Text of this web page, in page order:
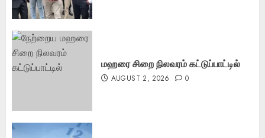
மஹரை சிறை நிலவரம் கட்டுப்பாட்டில்
AUGUST 2, 2026 0